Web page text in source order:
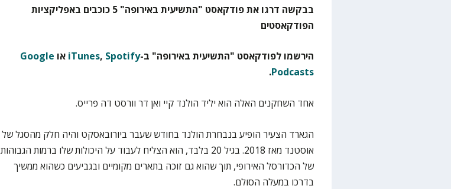
בבקשה דרגו את פודקאסט "התשיעית באירופה" 5 כוכבים באפליקציות
הפודקאסטים
הירשמו לפודקאסט "התשיעית באירופה" ב- iTunes, Spotify או Google
Podcasts
.
אחד השחקנים האלה הוא יליד הולנד קיי ואן דר וורסט דה פרייס.
הגארד הצעיר הופיע בנבחרת הולנד בחודש שעבר ביורובאסקט והיה חלק מהסגל של
אוסטנד מאז 2018. בגיל 20 בלבד, הוא הצליח לעבוד על היכולות שלו ברמות הגבוהות
של הכדורסל האירופי, תוך שהוא גם זוכה בתארים מקומיים ובגביעים כשהוא ממשיך
בדרכו במעלה הסולם.